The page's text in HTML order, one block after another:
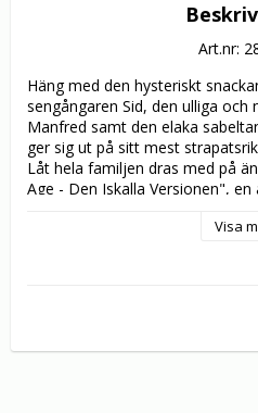
Art.nr:
Häng med den hysteriskt
sengångaren Sid, den ulliga
Manfred samt den elaka
ger sig ut på sitt mest
Låt hela familjen dras med på
Age - Den Iskalla Versionen",
fakta och mycket mer. Palta på
Visa